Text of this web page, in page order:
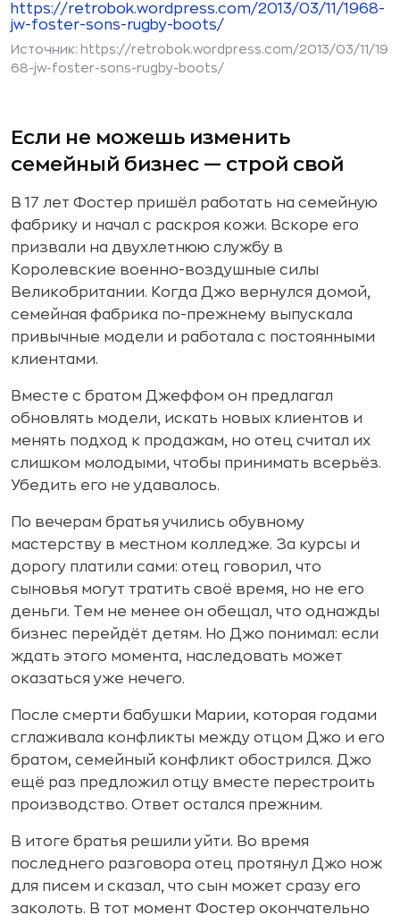
Источник: https://retrobok.wordpress.com/2013/03/11/19
68-jw-foster-sons-rugby-boots/
Если не можешь изменить
семейный бизнес — строй свой
В 17 лет Фостер пришёл работать на семейную
фабрику и начал с раскроя кожи. Вскоре его
призвали на двухлетнюю службу в
Королевские военно-воздушные силы
Великобритании. Когда Джо вернулся домой,
семейная фабрика по-прежнему выпускала
привычные модели и работала с постоянными
клиентами.
Вместе с братом Джеффом он предлагал
обновлять модели, искать новых клиентов и
менять подход к продажам, но отец считал их
слишком молодыми, чтобы принимать всерьёз.
Убедить его не удавалось.
По вечерам братья учились обувному
мастерству в местном колледже. За курсы и
дорогу платили сами: отец говорил, что
сыновья могут тратить своё время, но не его
деньги. Тем не менее он обещал, что однажды
бизнес перейдёт детям. Но Джо понимал: если
ждать этого момента, наследовать может
оказаться уже нечего.
После смерти бабушки Марии, которая годами
сглаживала конфликты между отцом Джо и его
братом, семейный конфликт обострился. Джо
ещё раз предложил отцу вместе перестроить
производство. Ответ остался прежним.
В итоге братья решили уйти. Во время
последнего разговора отец протянул Джо нож
для писем и сказал, что сын может сразу его
заколоть. В тот момент Фостер окончательно